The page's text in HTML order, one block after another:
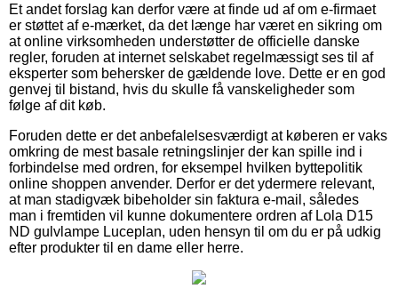
Et andet forslag kan derfor være at finde ud af om e-firmaet
er støttet af e-mærket, da det længe har været en sikring om
at online virksomheden understøtter de officielle danske
regler, foruden at internet selskabet regelmæssigt ses til af
eksperter som behersker de gældende love. Dette er en god
genvej til bistand, hvis du skulle få vanskeligheder som
følge af dit køb.
Foruden dette er det anbefalelsesværdigt at køberen er vaks
omkring de mest basale retningslinjer der kan spille ind i
forbindelse med ordren, for eksempel hvilken byttepolitik
online shoppen anvender. Derfor er det ydermere relevant,
at man stadigvæk bibeholder sin faktura e-mail, således
man i fremtiden vil kunne dokumentere ordren af Lola D15
ND gulvlampe Luceplan, uden hensyn til om du er på udkig
efter produkter til en dame eller herre.